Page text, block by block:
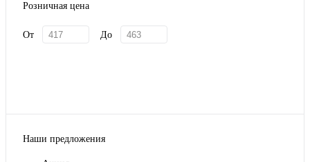
Розничная цена
От До
Наши предложения